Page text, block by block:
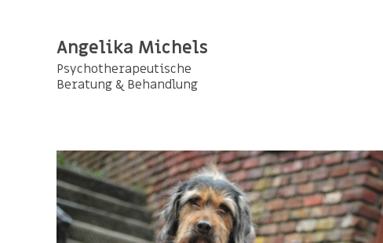
Angelika Michels
Psychotherapeutische
Beratung & Behandlung